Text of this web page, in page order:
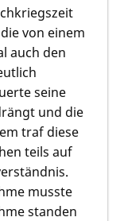
von einem
auch den
seine
und die
traf diese
teils auf
musste
standen